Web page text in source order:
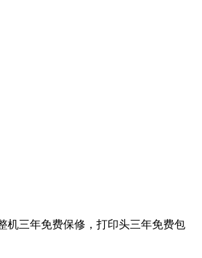
机三年免费保修，打印头三年免费包